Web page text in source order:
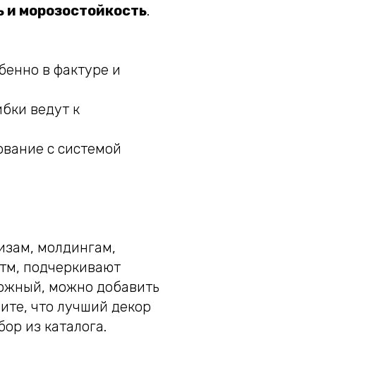
и морозостойкость.
в фактуре и
ведут к
с системой
молдингам,
подчеркивают
можно добавить
что лучший декор
из каталога.